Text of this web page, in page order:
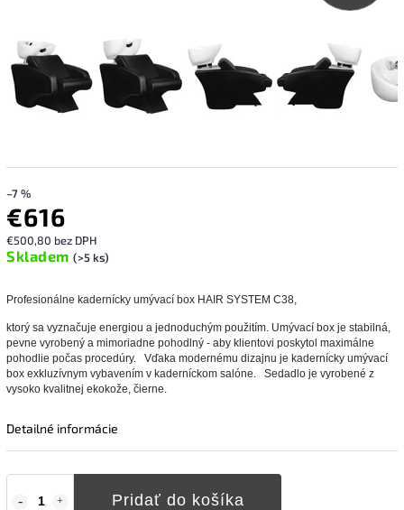
–7 %
€616
€500,80 bez DPH
Skladem (>5 ks)
Pridať do košíka
Profesionálne kadernícky umývací box HAIR SYSTEM C38,
ktorý sa vyznačuje energiou a jednoduchým použitím. Umývací box je stabilná,
pevne vyrobený a mimoriadne pohodlný - aby klientovi poskytol maximálne
pohodlie počas procedúry.
Vďaka modernému dizajnu je kadernícky umývací
box exkluzívnym vybavením v kaderníckom salóne.
Sedadlo je vyrobené z
vysoko kvalitnej ekokože, čierne.
Detailné informácie